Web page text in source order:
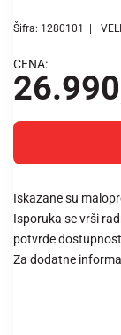
Šifra: 1280101
CENA:
Iskazane su
Isporuka se vrši
potvrde
Za dodatne